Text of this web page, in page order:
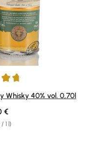
Whisky 40% vol. 0,70l
1 l)
price:
€